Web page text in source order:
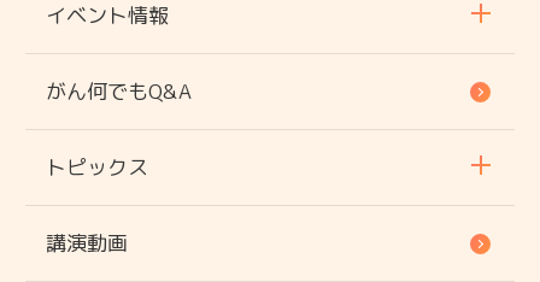
イベント情報
がん何でもQ&A
トピックス
講演動画